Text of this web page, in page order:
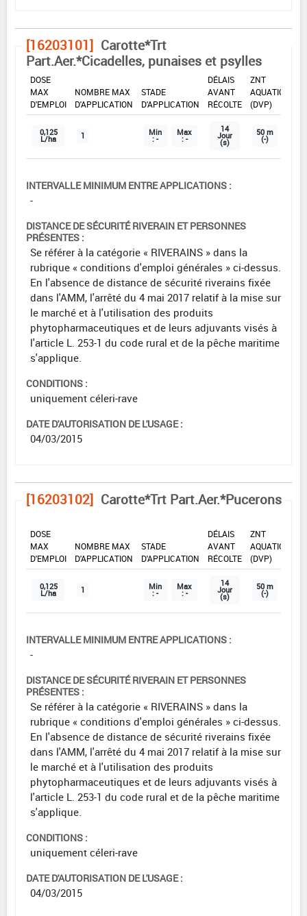
[16203101] Carotte*Trt
Part.Aer.*Cicadelles, punaises et psylles
DOSE
MAX
D'EMPLOI
NOMBRE MAX
D'APPLICATION
STADE
D'APPLICATION
DÉLAIS
AVANT
RÉCOLTE
ZNT
AQUATIQUE
(DVP)
0,125
L/ha 1 Min
: -
Max
: -
14
Jour
(s)
50 m
(-)
INTERVALLE MINIMUM ENTRE APPLICATIONS :
-
DISTANCE DE SÉCURITÉ RIVERAIN ET PERSONNES
PRÉSENTES :
Se référer à la catégorie « RIVERAINS » dans la
rubrique « conditions d'emploi générales » ci-dessus.
En l'absence de distance de sécurité riverains fixée
dans l'AMM, l'arrêté du 4 mai 2017 relatif à la mise sur
le marché et à l'utilisation des produits
phytopharmaceutiques et de leurs adjuvants visés à
l'article L. 253-1 du code rural et de la pêche maritime
s'applique.
CONDITIONS :
uniquement céleri-rave
DATE D'AUTORISATION DE L'USAGE :
04/03/2015
[16203102] Carotte*Trt Part.Aer.*Pucerons
DOSE
MAX
D'EMPLOI
NOMBRE MAX
D'APPLICATION
STADE
D'APPLICATION
DÉLAIS
AVANT
RÉCOLTE
ZNT
AQUATIQUE
(DVP)
0,125
L/ha 1 Min
: -
Max
: -
14
Jour
(s)
50 m
(-)
INTERVALLE MINIMUM ENTRE APPLICATIONS :
-
DISTANCE DE SÉCURITÉ RIVERAIN ET PERSONNES
PRÉSENTES :
Se référer à la catégorie « RIVERAINS » dans la
rubrique « conditions d'emploi générales » ci-dessus.
En l'absence de distance de sécurité riverains fixée
dans l'AMM, l'arrêté du 4 mai 2017 relatif à la mise sur
le marché et à l'utilisation des produits
phytopharmaceutiques et de leurs adjuvants visés à
l'article L. 253-1 du code rural et de la pêche maritime
s'applique.
CONDITIONS :
uniquement céleri-rave
DATE D'AUTORISATION DE L'USAGE :
04/03/2015